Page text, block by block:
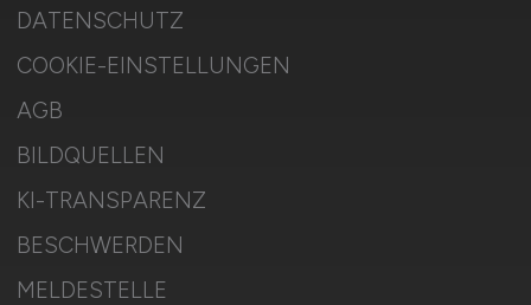
DATENSCHUTZ
COOKIE-EINSTELLUNGEN
AGB
BILDQUELLEN
KI-TRANSPARENZ
BESCHWERDEN
MELDESTELLE